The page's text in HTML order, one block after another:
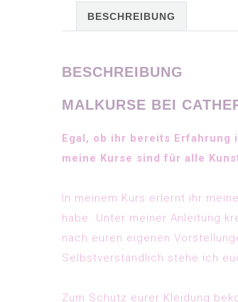
BESCHREIBUNG
BESCHREIBUNG
MALKURSE BEI
Egal, ob ihr bereits Erfahrung
meine Kurse sind für alle
In meinem Kurs erlernt ihr
habe. Unter meiner Anleitung
nach euren eigenen
Selbstverständlich stehe ich
Zum Schutz eurer Kleidung